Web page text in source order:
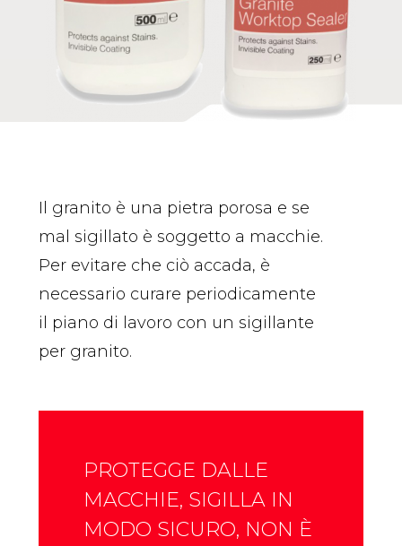
Il granito è una pietra porosa e se
mal sigillato è soggetto a macchie.
Per evitare che ciò accada, è
necessario curare periodicamente
il piano di lavoro con un sigillante
per granito.
PROTEGGE DALLE
MACCHIE, SIGILLA IN
MODO SICURO, NON È